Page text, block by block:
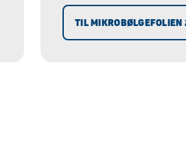
TIL MIKROBØLGEFOLIEN